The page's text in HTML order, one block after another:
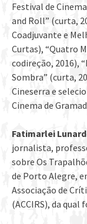
Festival de
and Roll” (curta,
Coadjuvante e
Curtas), “Quatro
codireção, 2016),
Sombra” (curta,
Cineserra e
Cinema de
Fatimarlei
jornalista,
sobre Os
de Porto Alegre,
Associação de
(ACCIRS), da qual